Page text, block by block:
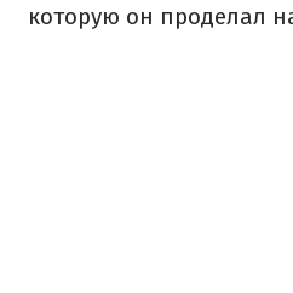
которую он проделал